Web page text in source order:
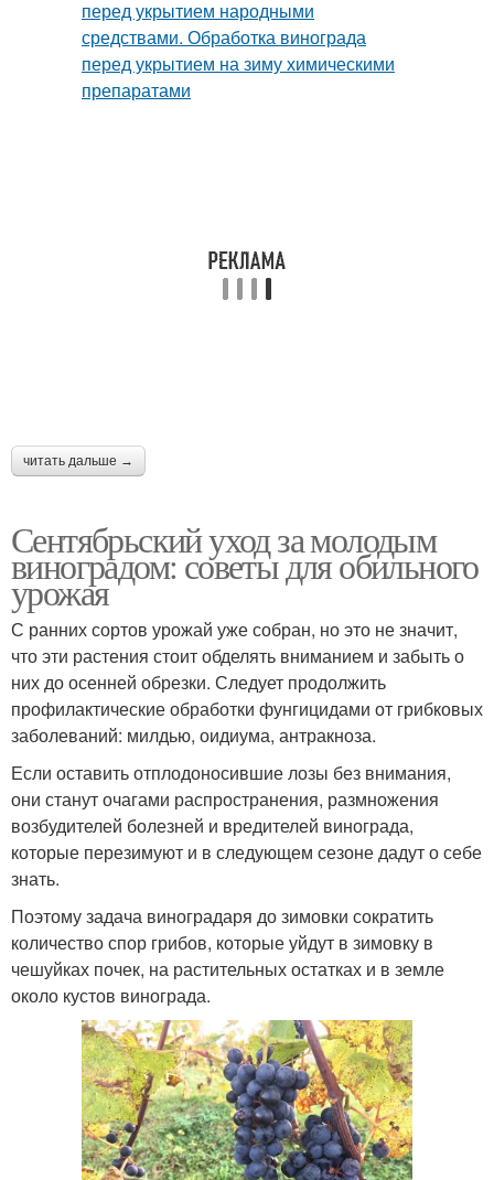
читать дальше →
Сентябрьский уход за молодым
виноградом: советы для обильного
урожая
С ранних сортов урожай уже собран, но это не значит,
что эти растения стоит обделять вниманием и забыть о
них до осенней обрезки. Следует продолжить
профилактические обработки фунгицидами от грибковых
заболеваний: милдью, оидиума, антракноза.
Если оставить отплодоносившие лозы без внимания,
они станут очагами распространения, размножения
возбудителей болезней и вредителей винограда,
которые перезимуют и в следующем сезоне дадут о себе
знать.
Поэтому задача виноградаря до зимовки сократить
количество спор грибов, которые уйдут в зимовку в
чешуйках почек, на растительных остатках и в земле
около кустов винограда.